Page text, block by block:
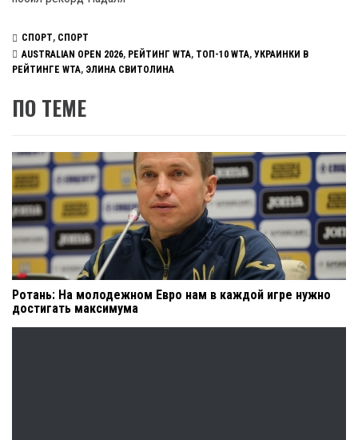
СПОРТ, СПОРТ
AUSTRALIAN OPEN 2026, РЕЙТИНГ WTA, ТОП-10 WTA, УКРАИНКИ В
РЕЙТИНГЕ WTA, ЭЛИНА СВИТОЛИНА
ПО ТЕМЕ
Ротань: На молодежном Евро нам в каждой игре нужно
достигать максимума